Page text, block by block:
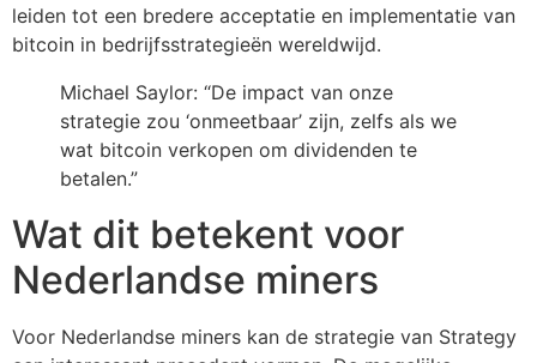
leiden tot een bredere acceptatie en implementatie van
bitcoin in bedrijfsstrategieën wereldwijd.
Michael Saylor: “De impact van onze
strategie zou ‘onmeetbaar’ zijn, zelfs als we
wat bitcoin verkopen om dividenden te
betalen.”
Wat dit betekent voor
Nederlandse miners
Voor Nederlandse miners kan de strategie van Strategy